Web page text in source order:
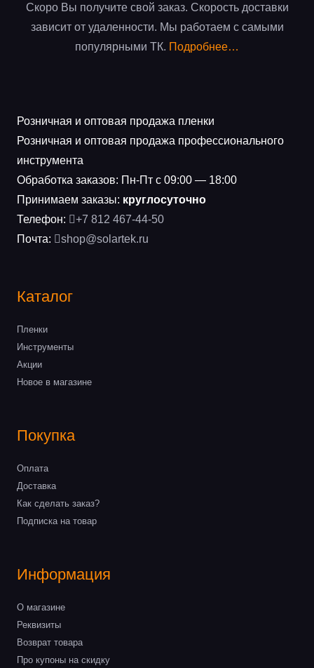
Скоро Вы получите свой заказ. Скорость доставки
зависит от удаленности. Мы работаем с самыми
популярными ТК. Подробнее…
Розничная и оптовая продажа пленки
Розничная и оптовая продажа профессионального
инструмента
Обработка заказов: Пн-Пт с 09:00 — 18:00
Принимаем заказы: круглосуточно
Телефон:
+7 812 467-44-50
Почта:
shop@solartek.ru
Каталог
Пленки
Инструменты
Акции
Новое в магазине
Покупка
Оплата
Доставка
Как сделать заказ?
Подписка на товар
Информация
О магазине
Реквизиты
Возврат товара
Про купоны на скидку